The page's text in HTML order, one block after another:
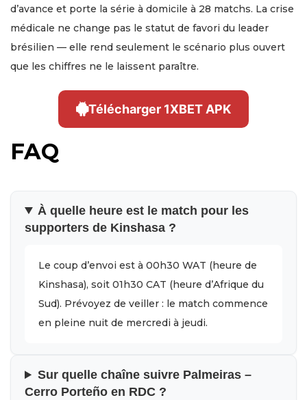
d’avance et porte la série à domicile à 28 matchs. La crise
médicale ne change pas le statut de favori du leader
brésilien — elle rend seulement le scénario plus ouvert
que les chiffres ne le laissent paraître.
Télécharger 1XBET APK
FAQ
À quelle heure est le match pour les
supporters de Kinshasa ?
Le coup d’envoi est à 00h30 WAT (heure de
Kinshasa), soit 01h30 CAT (heure d’Afrique du
Sud). Prévoyez de veiller : le match commence
en pleine nuit de mercredi à jeudi.
Sur quelle chaîne suivre Palmeiras –
Cerro Porteño en RDC ?